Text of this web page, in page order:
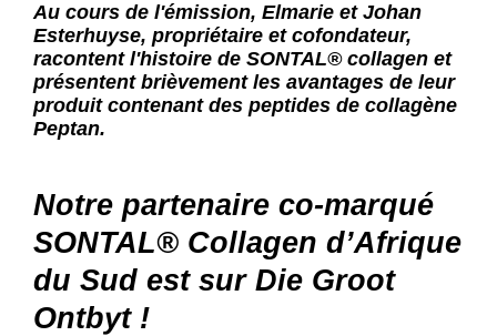
Au cours de l'émission, Elmarie et Johan
Esterhuyse, propriétaire et cofondateur,
racontent l'histoire de SONTAL® collagen et
présentent brièvement les avantages de leur
produit contenant des peptides de collagène
Peptan.
Notre partenaire co-marqué
SONTAL® Collagen d’Afrique
du Sud est sur Die Groot
Ontbyt !